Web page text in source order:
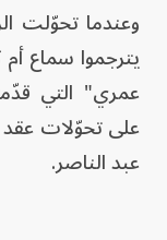
وعندما تحوّلت
يترجموا سماع
على تحوّلات
عبد الناصر.